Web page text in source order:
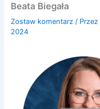
Beata Biegała
Zostaw komentarz / Przez
2024